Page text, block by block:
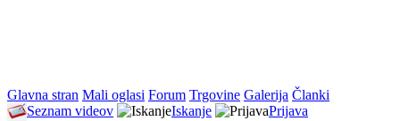
Glavna stran Mali oglasi Forum Trgovine Galerija Članki
Seznam videov
Iskanje
Prijava